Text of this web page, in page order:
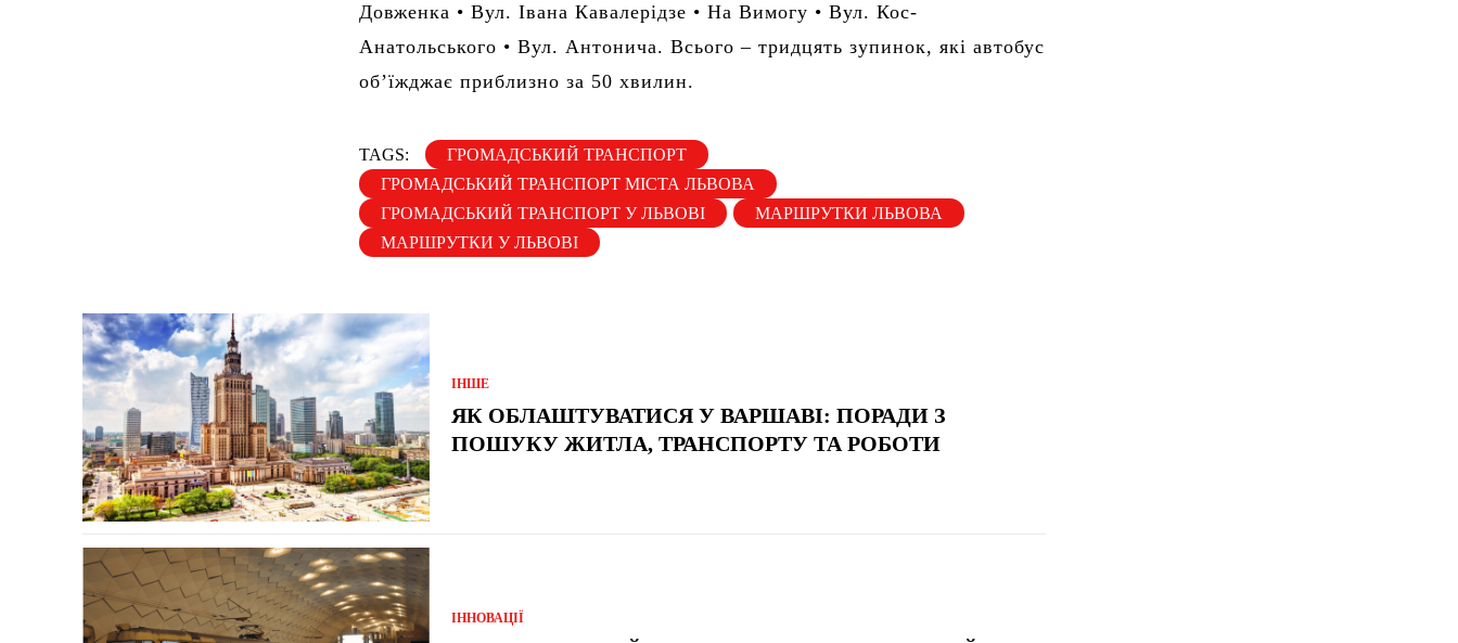
Довженка • Вул. Івана Кавалерідзе • На Вимогу • Вул. Кос-
Анатольського • Вул. Антонича. Всього – тридцять зупинок, які автобус
об’їжджає приблизно за 50 хвилин.
TAGS:
ГРОМАДСЬКИЙ ТРАНСПОРТ
ГРОМАДСЬКИЙ ТРАНСПОРТ МІСТА ЛЬВОВА
ГРОМАДСЬКИЙ ТРАНСПОРТ У ЛЬВОВІ
МАРШРУТКИ ЛЬВОВА
МАРШРУТКИ У ЛЬВОВІ
ІНШЕ
ЯК ОБЛАШТУВАТИСЯ У ВАРШАВІ: ПОРАДИ З
ПОШУКУ ЖИТЛА, ТРАНСПОРТУ ТА РОБОТИ
ІННОВАЦІЇ